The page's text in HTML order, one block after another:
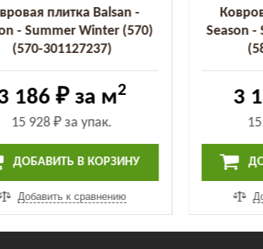
плитка Balsan -
- Summer Winter (570)
(570-301127237)
186 ₽за м2
15 928 ₽за упак.
ДОБАВИТЬ В КОРЗИНУ
Добавить к сравнению
Season -
3